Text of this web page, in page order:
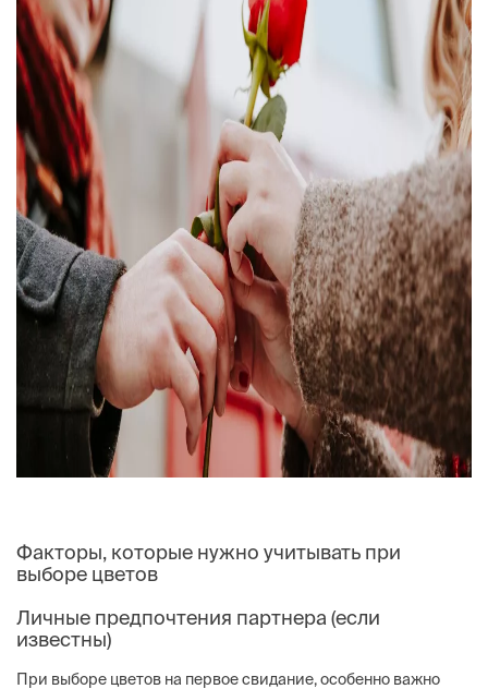
Факторы, которые нужно учитывать при
выборе цветов
Личные предпочтения партнера (если
известны)
При выборе цветов на первое свидание, особенно важно